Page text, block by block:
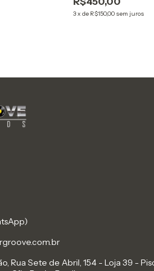
3xde R$150,00 sem juros
Rua Sete de Abril, 154 - Loja 39 -